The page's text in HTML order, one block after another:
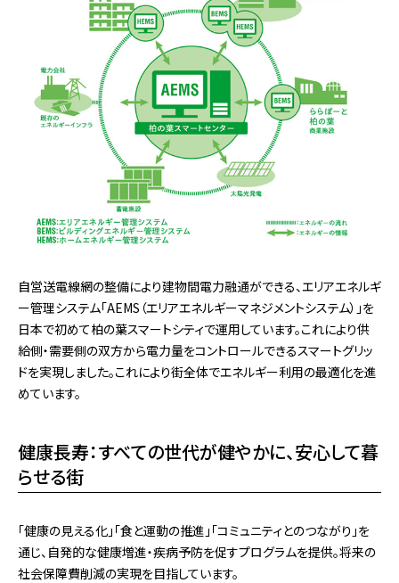
自営送電線網の整備により建物間電力融通ができる、エリアエネルギ
ー管理システム「AEMS（エリアエネルギーマネジメントシステム）」を
日本で初めて柏の葉スマートシティで運用しています。これにより供
給側・需要側の双方から電力量をコントロールできるスマートグリッ
ドを実現しました。これにより街全体でエネルギー利用の最適化を進
めています。
健康長寿：すべての世代が健やかに、安心して暮
らせる街
「健康の見える化」「食と運動の推進」「コミュニティとのつながり」を
通じ、自発的な健康増進・疾病予防を促すプログラムを提供。将来の
社会保障費削減の実現を目指しています。